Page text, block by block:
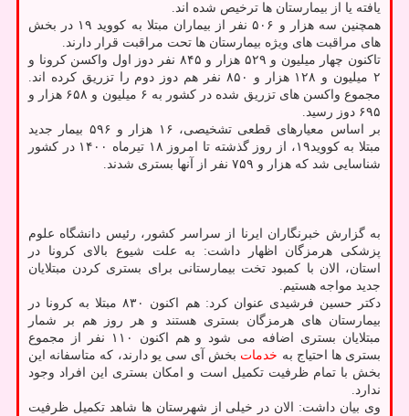
یافته یا از بیمارستان ها ترخیص شده اند.
همچنین سه هزار و ۵۰۶ نفر از بیماران مبتلا به کووید ۱۹ در بخش
های مراقبت های ویژه بیمارستان ها تحت مراقبت قرار دارند.
تاکنون چهار میلیون و ۵۲۹ هزار و ۸۴۵ نفر دوز اول واکسن کرونا و
۲ میلیون و ۱۲۸ هزار و ۸۵۰ نفر هم دوز دوم را تزریق کرده اند.
مجموع واکسن های تزریق شده در کشور به ۶ میلیون و ۶۵۸ هزار و
۶۹۵ دوز رسید.
بر اساس معیارهای قطعی تشخیصی، ۱۶ هزار و ۵۹۶ بیمار جدید
مبتلا به کووید۱۹، از روز گذشته تا امروز ۱۸ تیرماه ۱۴۰۰ در کشور
شناسایی شد که هزار و ۷۵۹ نفر از آنها بستری شدند.
به گزارش خبرنگاران ایرنا از سراسر کشور، رئیس دانشگاه علوم
پزشکی هرمزگان اظهار داشت: به علت شیوع بالای کرونا در
استان، الان با کمبود تخت بیمارستانی برای بستری کردن مبتلایان
جدید مواجه هستیم.
دکتر حسین فرشیدی عنوان کرد: هم اکنون ۸۳۰ مبتلا به کرونا در
بیمارستان های هرمزگان بستری هستند و هر روز هم بر شمار
مبتلایان بستری اضافه می شود و هم اکنون ۱۱۰ نفر از مجموع
بستری ها احتیاج به خدمات بخش آی سی یو دارند، که متاسفانه این
بخش با تمام ظرفیت تکمیل است و امکان بستری این افراد وجود
ندارد.
وی بیان داشت: الان در خیلی از شهرستان ها شاهد تکمیل ظرفیت